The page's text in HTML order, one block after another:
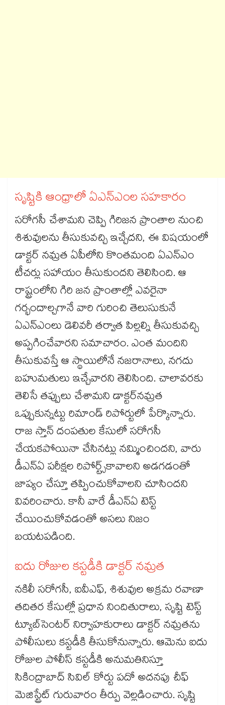
సృష్టికి ఆంధ్రాలో ఏఎన్ఎంల సహకారం
సరోగసీ చేశామని చెప్పి గిరిజన ప్రాంతాల నుంచి
శిశువులను తీసుకువచ్చి ఇచ్చేదని, ఈ విషయంలో
డాక్టర్ ​నమ్రత ఏపీ​లోని కొంతమంది ఏఎన్ఎం
టీచర్లు సహాయం తీసుకుందని తెలిసింది. ఆ
రాష్ట్రంలోని గిరి జన ప్రాంతాల్లో ఎవరైనా
గర్భందాల్చగానే వారి గురించి తెలుసుకునే
ఏఎన్ఎంలు డెలివరీ తర్వాత పిల్లల్ని తీసుకువచ్చి
అప్పగించేవారని సమాచారం. ఎంత మందిని
తీసుకువస్తే ఆ స్థాయిలోనే నజరానాలు, నగదు
బహుమతులు ఇచ్చేవారని తెలిసింది. చాలావరకు
తెలిసే తప్పులు చేశామని డాక్టర్​నమ్రత
ఒప్పుకున్నట్టు రిమాండ్ ​రిపోర్టులో పేర్కొన్నారు.
రాజ స్తాన్ దంపతుల కేసులో సరోగసీ
చేయకపోయినా చేసినట్లు నమ్మించిందని, వారు
డీఎన్ఏ పరీక్షల రిపోర్ట్స్​కావాలని అడగడంతో
జాప్యం చేస్తూ తప్పించుకోవాలని చూసిందని
వివరించారు. కానీ వారే డీఎన్​ఏ టెస్ట్​
చేయించుకోవడంతో అసలు నిజం
బయటపడింది.
ఐదు రోజుల కస్టడీకి డాక్టర్​ నమ్రత
నకిలీ సరోగసీ, ఐవీఎఫ్, శిశువుల అక్రమ రవాణా
తదితర కేసుల్లో ప్రధాన నిందితురాలు, సృష్టి టెస్ట్
ట్యూబ్​సెంటర్​ నిర్వాహకురాలు డాక్టర్ నమ్రతను
పోలీసులు కస్టడీకి తీసుకోనున్నారు. ఆమెను ఐదు
రోజుల పోలీస్ కస్టడీకి అనుమతినిస్తూ
సికింద్రాబాద్ సివిల్ కోర్టు పదో అదనపు చీఫ్
మెజిస్ట్రేట్ గురువారం తీర్పు వెల్లడించారు. సృష్టి